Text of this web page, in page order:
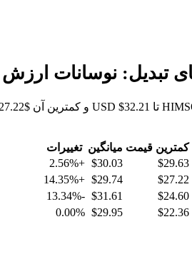
کمترین قیمت میانگین تغییرات
$29.63
$30.03
+2.56%
$27.22
$29.74
+14.35%
$24.60
$31.61
-13.34%
$22.36
$29.95
0.00%